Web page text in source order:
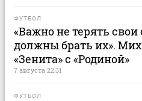
ФУТБОЛ
«Важно не терять
должны брать их».
«Зенита» с «Родиной»
7 августа 22:31
ФУТБОЛ